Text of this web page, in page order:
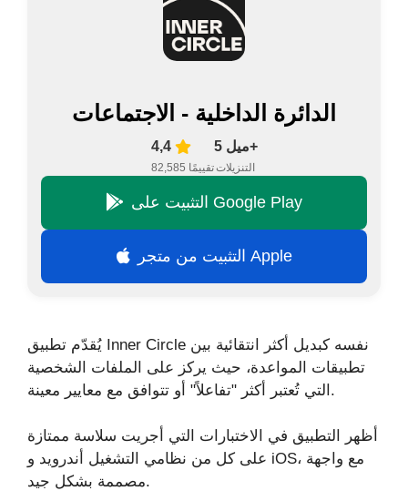
الدائرة الداخلية - الاجتماعات
4,4
82,585 تقييمًا
5 ميل+
التنزيلات
التثبيت على Google Play
التثبيت من متجر Apple
يُقدّم تطبيق Inner Circle نفسه كبديل أكثر انتقائية بين
تطبيقات المواعدة، حيث يركز على الملفات الشخصية
التي تُعتبر أكثر "تفاعلاً" أو تتوافق مع معايير معينة.
أظهر التطبيق في الاختبارات التي أجريت سلاسة ممتازة
على كل من نظامي التشغيل أندرويد و iOS، مع واجهة
مصممة بشكل جيد.